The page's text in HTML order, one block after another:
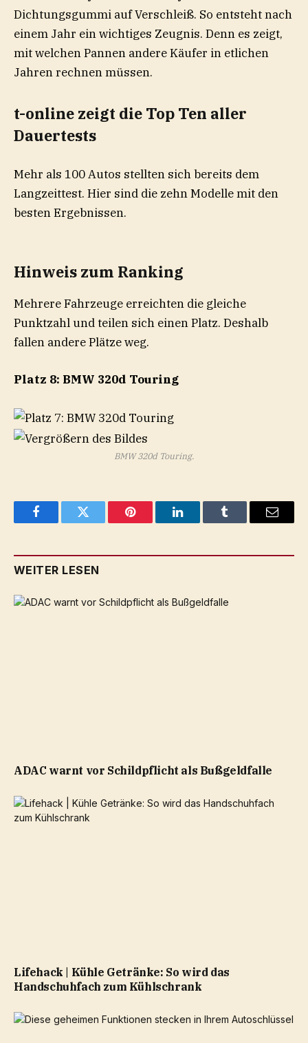
Dichtungsgummi auf Verschleiß. So entsteht nach
einem Jahr ein wichtiges Zeugnis. Denn es zeigt,
mit welchen Pannen andere Käufer in etlichen
Jahren rechnen müssen.
t-online zeigt die Top Ten aller
Dauertests
Mehr als 100 Autos stellten sich bereits dem
Langzeittest. Hier sind die zehn Modelle mit den
besten Ergebnissen.
Hinweis zum Ranking
Mehrere Fahrzeuge erreichten die gleiche
Punktzahl und teilen sich einen Platz. Deshalb
fallen andere Plätze weg.
Platz 8: BMW 320d Touring
BMW 320d Touring.
FacebookTwitter Pinterest LinkedInTumblr Email
WEITER LESEN
ADAC warnt vor Schildpflicht als Bußgeldfalle
Lifehack | Kühle Getränke: So wird das
Handschuhfach zum Kühlschrank